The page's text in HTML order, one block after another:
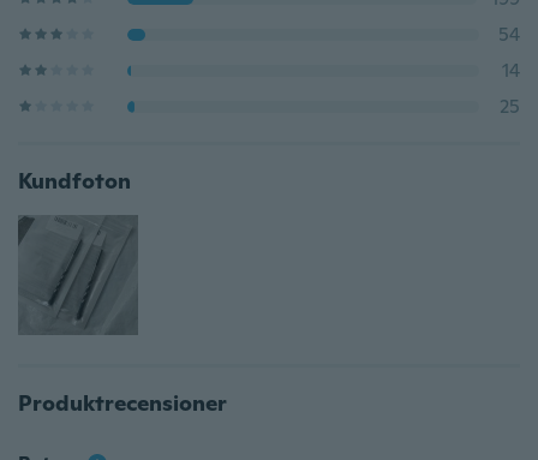
54
14
25
Kundfoton
Produktrecensioner